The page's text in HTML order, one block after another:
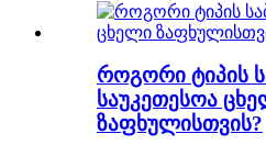
როგორი ტიპის
საუკეთესოა
ზაფხულისთვის?